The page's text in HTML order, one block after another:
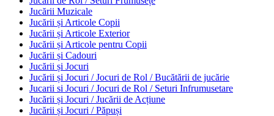
Jucării Muzicale
Jucării și Articole Copii
Jucării și Articole Exterior
Jucării și Articole pentru Copii
Jucării și Cadouri
Jucării și Jocuri
Jucării și Jocuri / Jocuri de Rol / Bucătării de jucărie
Jucarii si Jocuri / Jocuri de Rol / Seturi Infrumusetare
Jucării și Jocuri / Jucării de Acțiune
Jucării și Jocuri / Păpuși